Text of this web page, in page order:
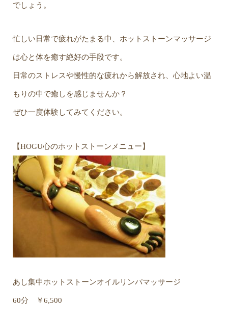
でしょう。
忙しい日常で疲れがたまる中、ホットストーンマッサージ
は心と体を癒す絶好の手段です。
日常のストレスや慢性的な疲れから解放され、心地よい温
もりの中で癒しを感じませんか？
ぜひ一度体験してみてください。
【HOGU心のホットストーンメニュー】
あし集中ホットストーンオイルリンパマッサージ
60分 ￥6,500